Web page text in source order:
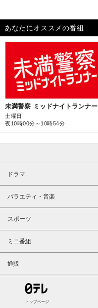
あなたにオススメの番組
未満警察 ミッドナイトランナー
土曜日
夜10時00分～10時54分
ドラマ
バラエティ・音楽
スポーツ
ミニ番組
通販
トップページ